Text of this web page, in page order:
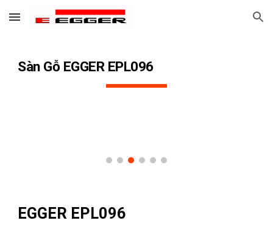
Skip to main content Skip to navigation
Sàn Gỗ EGGER EPL096
EGGER EPL096